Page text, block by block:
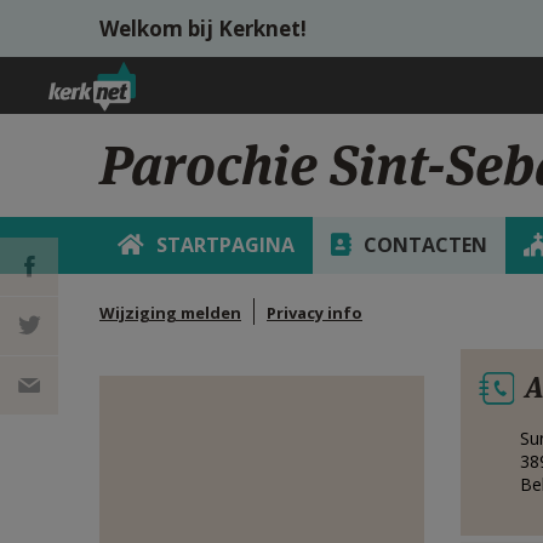
Overslaan en naar de inhoud gaan
Welkom bij Kerknet!
Parochie Sint-
STARTPAGINA CONTACTEN
Wijziging melden Privacy info
DEEL OP
FACEBOOK
DEEL OP